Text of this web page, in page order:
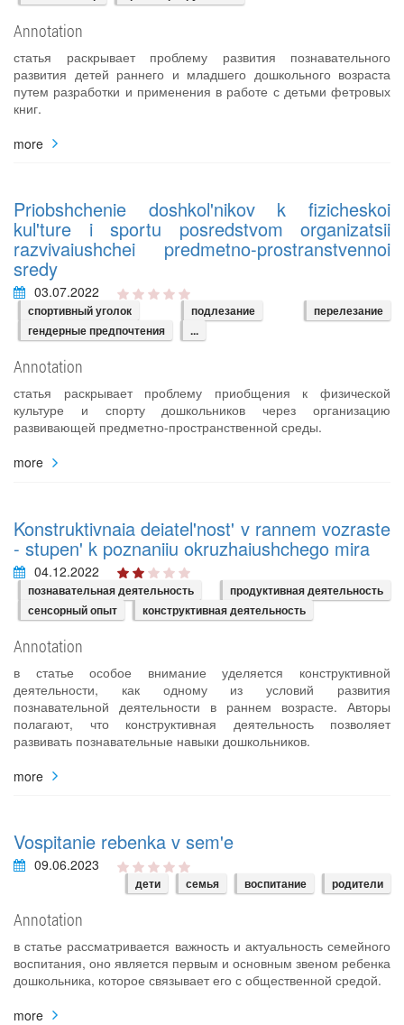
Annotation
статья раскрывает проблему развития познавательного
развития детей раннего и младшего дошкольного возраста
путем разработки и применения в работе с детьми фетровых
книг.
more
Priobshchenie doshkol'nikov k fizicheskoi
kul'ture i sportu posredstvom organizatsii
razvivaiushchei predmetno-prostranstvennoi
sredy
03.07.2022
спортивный уголок подлезание
перелезание
гендерные предпочтения
...
Annotation
статья раскрывает проблему приобщения к физической
культуре и спорту дошкольников через организацию
развивающей предметно-пространственной среды.
more
Konstruktivnaia deiatel'nost' v rannem vozraste
- stupen' k poznaniiu okruzhaiushchego mira
04.12.2022
познавательная деятельность
продуктивная деятельность
сенсорный опыт
конструктивная деятельность
Annotation
в статье особое внимание уделяется конструктивной
деятельности, как одному из условий развития
познавательной деятельности в раннем возрасте. Авторы
полагают, что конструктивная деятельность позволяет
развивать познавательные навыки дошкольников.
more
Vospitanie rebenka v sem'e
09.06.2023
дети семья воспитание родители
Annotation
в статье рассматривается важность и актуальность семейного
воспитания, оно является первым и основным звеном ребенка
дошкольника, которое связывает его с общественной средой.
more